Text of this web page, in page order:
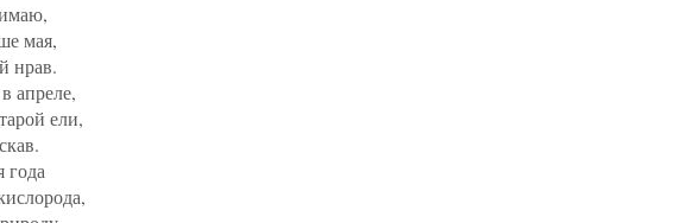
мая,
нрав.
апреле,
ели,
года